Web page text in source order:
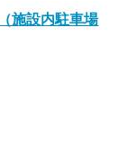
施設内駐車場